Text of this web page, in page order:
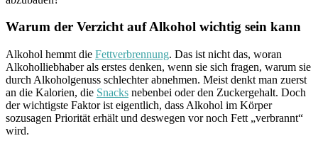
Warum der Verzicht auf Alkohol wichtig sein kann
Alkohol hemmt die Fettverbrennung. Das ist nicht das, woran
Alkoholliebhaber als erstes denken, wenn sie sich fragen, warum sie
durch Alkoholgenuss schlechter abnehmen. Meist denkt man zuerst
an die Kalorien, die Snacks nebenbei oder den Zuckergehalt. Doch
der wichtigste Faktor ist eigentlich, dass Alkohol im Körper
sozusagen Priorität erhält und deswegen vor noch Fett „verbrannt“
wird.